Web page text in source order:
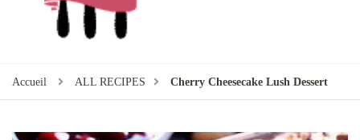
Accueil ALL RECIPES Cherry Cheesecake Lush Dessert